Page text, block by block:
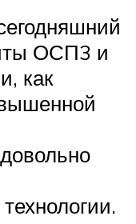
ОСП3 и
как